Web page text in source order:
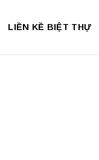
LIỀN KỀ BIỆT THỰ